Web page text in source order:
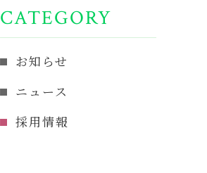
CATEGORY
お知らせ
ニュース
採用情報